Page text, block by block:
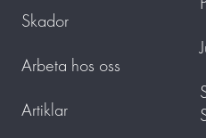
Skador
Arbeta hos oss
Artiklar